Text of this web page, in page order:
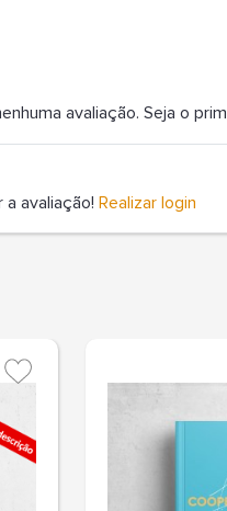
avaliação. Seja o
avaliação! Realizar login